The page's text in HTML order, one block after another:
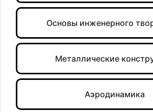
Основы инженерного
Металлические
Аэродинамика